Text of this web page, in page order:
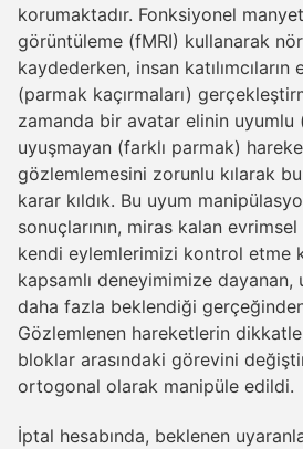
korumaktadır. Fonksiyonel
görüntüleme (fMRI) kullanarak
kaydederken, insan
(parmak kaçırmaları)
zamanda bir avatar elinin uyumlu
uyuşmayan (farklı parmak)
gözlemlemesini zorunlu kılarak bu
karar kıldık. Bu uyum
sonuçlarının, miras kalan
kendi eylemlerimizi kontrol etme
kapsamlı deneyimimize
daha fazla beklendiği
Gözlemlenen hareketlerin dikkatle
bloklar arasındaki görevini
ortogonal olarak manipüle edildi.
İptal hesabında, beklenen